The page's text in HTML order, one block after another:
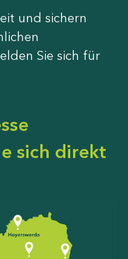
und sichern
Sie sich für
sich direkt